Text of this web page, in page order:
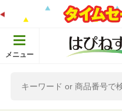
メニュー